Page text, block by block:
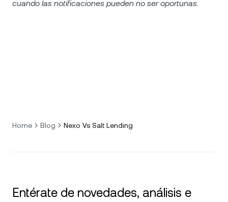
cuando las notificaciones pueden no ser oportunas.
Home Blog Nexo Vs Salt Lending
Entérate de novedades, análisis e